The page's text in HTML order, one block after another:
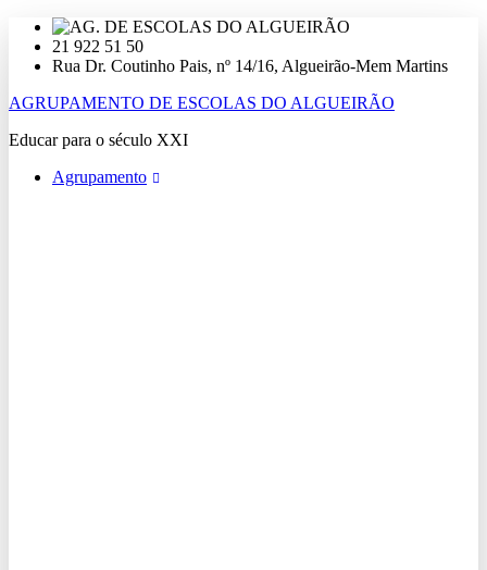
para
21 922 51 50
Rua Dr. Coutinho Pais, nº 14/16, Algueirão-Mem Martins
AGRUPAMENTO DE ESCOLAS DO ALGUEIRÃO
Educar para o século XXI
Agrupamento